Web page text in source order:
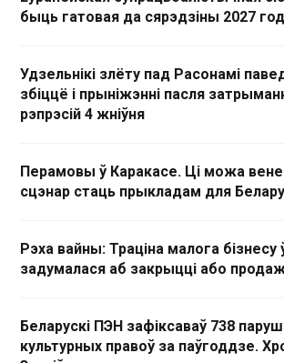
быць гатовая да сярэдзіны 2027
Удзельнікі злёту пад Расонамі
збіццё і прыніжэнні пасля
рэпрэсій 4 жніўня
Перамовы ў Каракасе. Ці можа
сцэнар стаць прыкладам для
Рэха вайны: Траціна малога бізнесу
задумалася аб закрыцці або
Беларускі ПЭН зафіксаваў 738
культурных правоў за паўгоддзе.